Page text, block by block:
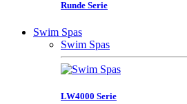
Runde Serie
Swim Spas
Swim Spas
LW4000 Serie